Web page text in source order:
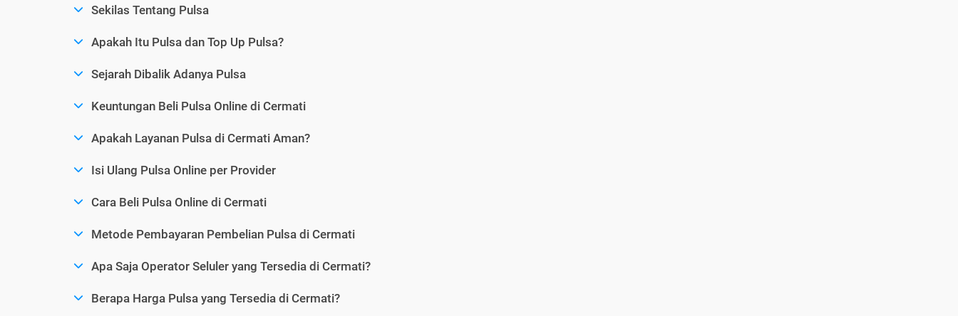
Sekilas Tentang Pulsa
Apakah Itu Pulsa dan Top Up Pulsa?
Sejarah Dibalik Adanya Pulsa
Keuntungan Beli Pulsa Online di Cermati
Apakah Layanan Pulsa di Cermati Aman?
Isi Ulang Pulsa Online per Provider
Cara Beli Pulsa Online di Cermati
Metode Pembayaran Pembelian Pulsa di Cermati
Apa Saja Operator Seluler yang Tersedia di Cermati?
Berapa Harga Pulsa yang Tersedia di Cermati?